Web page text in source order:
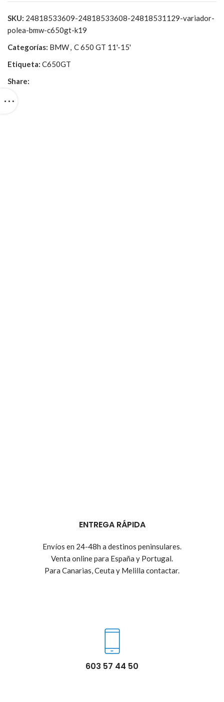
SKU: 24818533609-24818533608-24818531129-variador-
polea-bmw-c650gt-k19
Categorías: BMW, C 650 GT 11'-15'
Etiqueta: C650GT
Share:
ENTREGA RÁPIDA
Envíos en 24-48h a destinos peninsulares.
Venta online para España y Portugal.
Para Canarias, Ceuta y Melilla contactar.
603 57 44 50